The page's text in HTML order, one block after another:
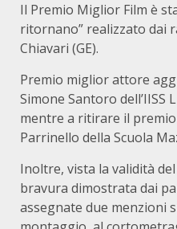
Il Premio Miglior Film è
ritornano” realizzato dai
Chiavari (GE).
Premio miglior attore
Simone Santoro dell’IISS
mentre a ritirare il
Parrinello della Scuola
Inoltre, vista la validità
bravura dimostrata dai
assegnate due menzioni